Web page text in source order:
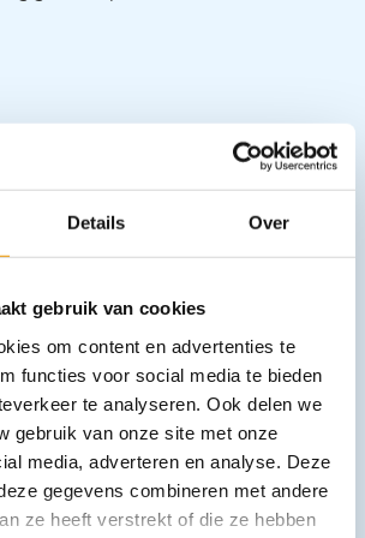
Details Over
gebruik van cookies
om content en advertenties te
functies voor social media te bieden
te analyseren. Ook delen we
gebruik van onze site met onze
media, adverteren en analyse. Deze
gegevens combineren met andere
ze heeft verstrekt of die ze hebben
Downloads
in deze